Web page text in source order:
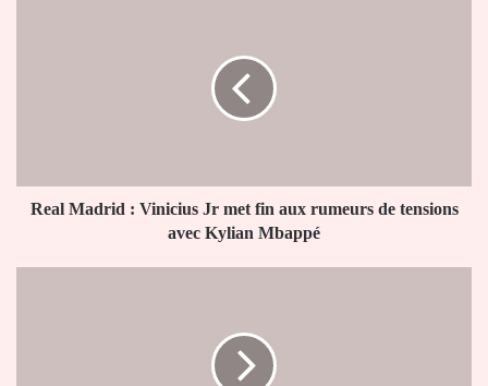
rumeurs
Real Madrid : Vinicius Jr met fin aux rumeurs de tensions
avec Kylian Mbappé